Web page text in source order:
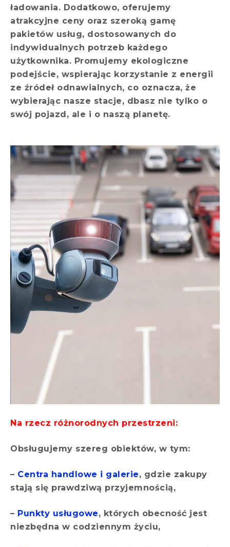
ładowania. Dodatkowo, oferujemy
atrakcyjne ceny oraz szeroką gamę
pakietów usług, dostosowanych do
indywidualnych potrzeb każdego
użytkownika. Promujemy ekologiczne
podejście, wspierając korzystanie z energii
ze źródeł odnawialnych, co oznacza, że
wybierając nasze stacje, dbasz nie tylko o
swój pojazd, ale i o naszą planetę.
Na rzecz różnorodnych przestrzeni:
Obsługujemy szereg obiektów, w tym:
– Centra handlowe i galerie, gdzie zakupy
stają się prawdziwą przyjemnością,
– Punkty usługowe, których obecność jest
niezbędna w codziennym życiu,